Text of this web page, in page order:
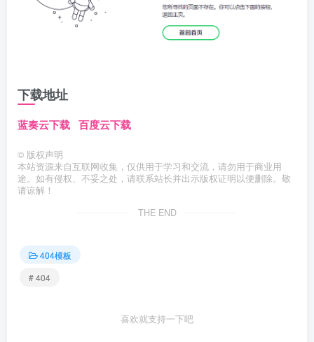
下载地址
蓝奏云下载 百度云下载
© 版权声明
本站资源来自互联网收集，仅供用于学习和交流，请勿用于商业用
途。如有侵权、不妥之处，请联系站长并出示版权证明以便删除。敬
请谅解！
THE END
404模板
# 404
喜欢就支持一下吧